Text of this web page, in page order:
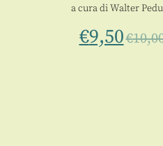
a cura diWalter
€9,50€